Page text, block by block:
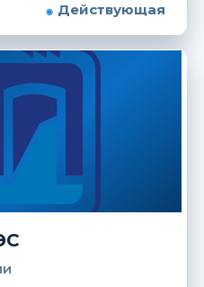
Действующая